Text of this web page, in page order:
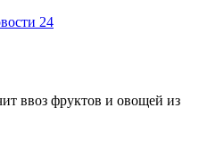
ввоз фруктов и овощей из